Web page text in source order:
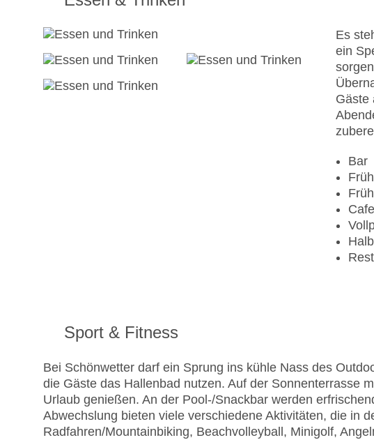
Es
ein
Gäste
Bar
Cafe
Sport & Fitness
Bei Schönwetter darf ein Sprung ins kühle Nass des
die Gäste das Hallenbad nutzen. Auf der Sonnenterrasse
Urlaub genießen. An der Pool-/Snackbar werden
Abwechslung bieten viele verschiedene Aktivitäten, die in
Radfahren/Mountainbiking, Beachvolleyball, Minigolf,